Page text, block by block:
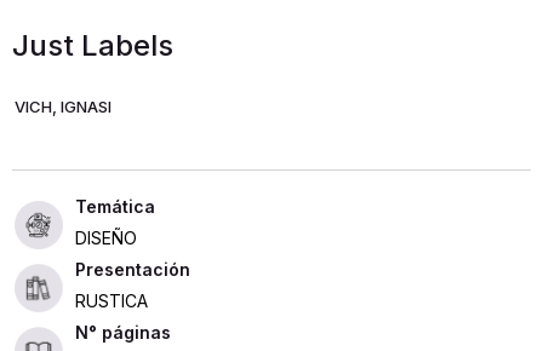
Just Labels
VICH, IGNASI
DISEÑO
Presentación
RUSTICA